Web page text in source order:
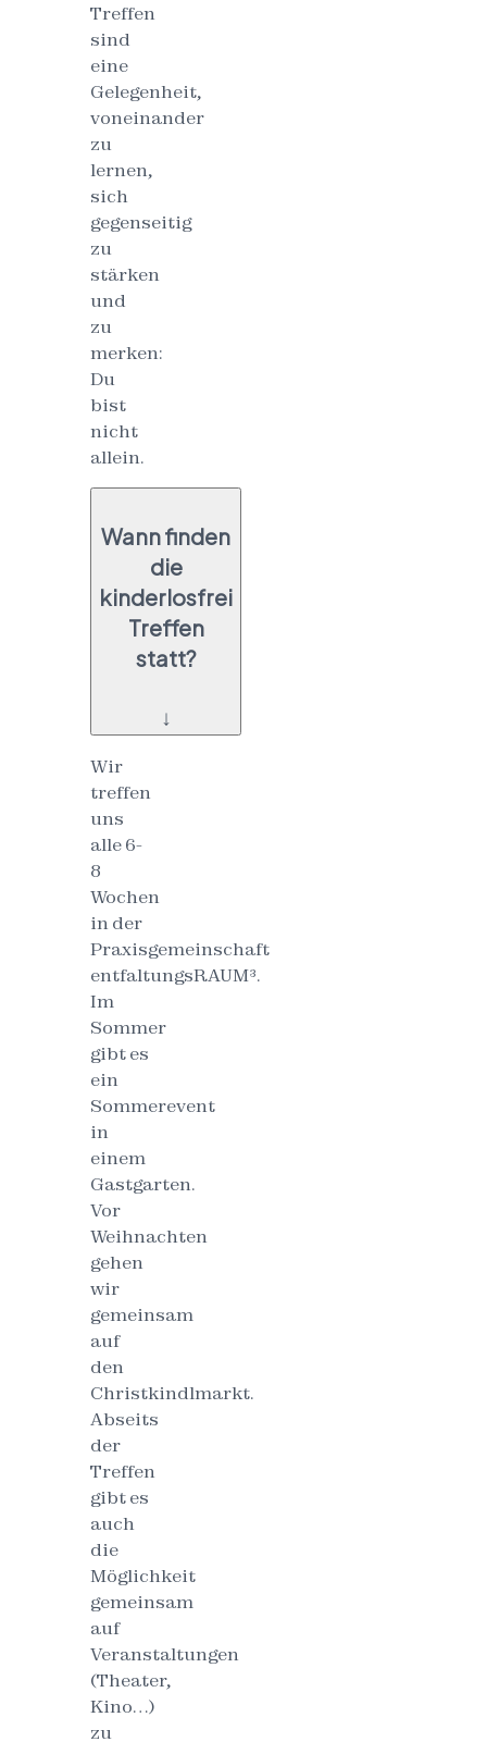
Treffen
sind
eine
Gelegenheit,
voneinander
zu
lernen,
sich
gegenseitig
zu
stärken
und
zu
merken:
Du
bist
nicht
allein.
Wann finden
die
kinderlosfrei
Treffen
statt?
↓
Wir
treffen
uns
alle 6-
8
Wochen
in der
Praxisgemeinschaft
entfaltungsRAUM³.
Im
Sommer
gibt es
ein
Sommerevent
in
einem
Gastgarten.
Vor
Weihnachten
gehen
wir
gemeinsam
auf
den
Christkindlmarkt.
Abseits
der
Treffen
gibt es
auch
die
Möglichkeit
gemeinsam
auf
Veranstaltungen
(Theater,
Kino…)
zu